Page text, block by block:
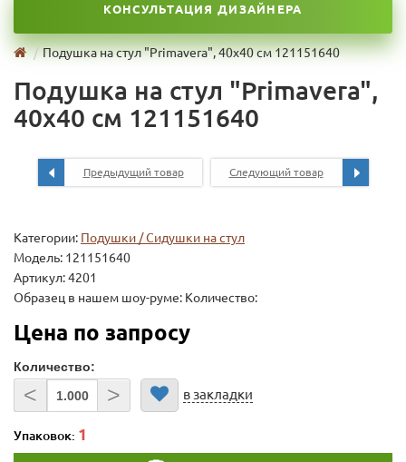
КОНСУЛЬТАЦИЯ ДИЗАЙНЕРА
Подушка на стул "Primavera", 40х40 см 121151640
Подушка на стул "Primavera",
40х40 см 121151640
Предыдущий товар Следующий товар
Категории: Подушки / Сидушки на стул
Модель: 121151640
Артикул: 4201
Образец в нашем шоу-руме: Количество:
Цена по запросу
Количество:
< > в закладки
Упаковок: